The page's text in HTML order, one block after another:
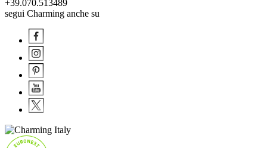
+39.070.513489
segui Charming anche su